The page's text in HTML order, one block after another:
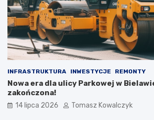
INFRASTRUKTURA INWESTYCJE REMONTY
Nowa era dla ulicy Parkowej w
zakończona!
14 lipca 2026 Tomasz Kowalczyk